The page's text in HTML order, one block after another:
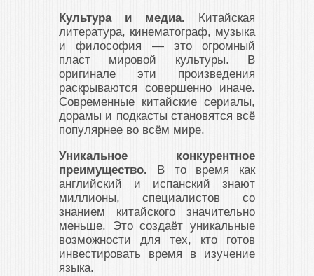
Культура и медиа. Китайская
литература, кинематограф, музыка
и философия — это огромный
пласт мировой культуры. В
оригинале эти произведения
раскрываются совершенно иначе.
Современные китайские сериалы,
дорамы и подкасты становятся всё
популярнее во всём мире.
Уникальное конкурентное
преимущество. В то время как
английский и испанский знают
миллионы, специалистов со
знанием китайского значительно
меньше. Это создаёт уникальные
возможности для тех, кто готов
инвестировать время в изучение
языка.